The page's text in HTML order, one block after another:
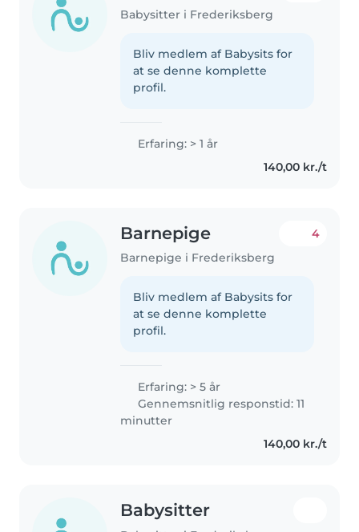
Babysitter i Frederiksberg
Bliv medlem af Babysits for
at se denne komplette
profil.
Erfaring: > 1 år
140,00 kr./t
Barnepige
Barnepige i Frederiksberg
4
Bliv medlem af Babysits for
at se denne komplette
profil.
Erfaring: > 5 år
Gennemsnitlig responstid: 11
minutter
140,00 kr./t
Babysitter